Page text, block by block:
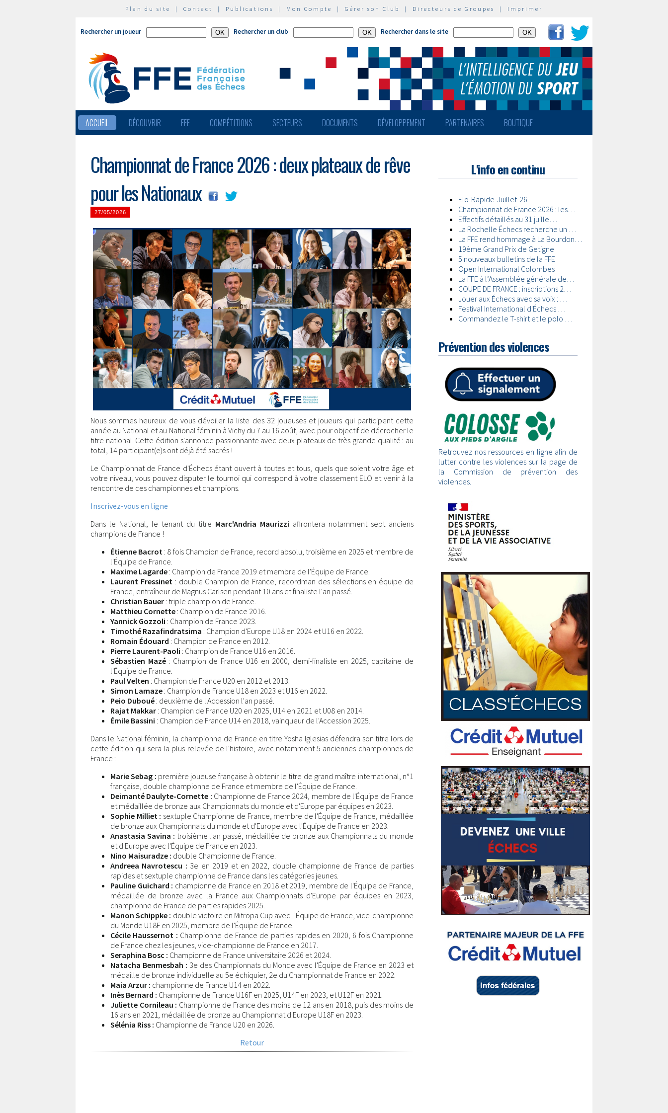
Plan du site | Contact | Publications | Mon Compte | Gérer son Club | Directeurs de Groupes | Imprimer
Rechercher un joueur Rechercher un club Rechercher dans le site
ACCUEIL DÉCOUVRIR FFE COMPÉTITIONS SECTEURS DOCUMENTS DÉVELOPPEMENT PARTENAIRES BOUTIQUE
Championnat de France 2026 : deux plateaux de rêve
pour les Nationaux
27/05/2026
Nous sommes heureux de vous dévoiler la liste des 32 joueuses et joueurs qui participent cette
année au National et au National féminin à Vichy du 7 au 16 août, avec pour objectif de décrocher le
titre national. Cette édition s'annonce passionnante avec deux plateaux de très grande qualité : au
total, 14 participant(e)s ont déjà été sacrés !
Le Championnat de France d'Échecs étant ouvert à toutes et tous, quels que soient votre âge et
votre niveau, vous pouvez disputer le tournoi qui correspond à votre classement ELO et venir à la
rencontre de ces championnes et champions.
Inscrivez-vous en ligne
Dans le National, le tenant du titre Marc'Andria Maurizzi affrontera notamment sept anciens
champions de France !
Étienne Bacrot : 8 fois Champion de France, record absolu, troisième en 2025 et membre de
l'Équipe de France.
Maxime Lagarde : Champion de France 2019 et membre de l'Équipe de France.
Laurent Fressinet: double Champion de France, recordman des sélections en équipe de
France, entraîneur de Magnus Carlsen pendant 10 ans et finaliste l'an passé.
Christian Bauer : triple champion de France.
Matthieu Cornette : Champion de France 2016.
Yannick Gozzoli : Champion de France 2023.
Timothé Razafindratsima : Champion d'Europe U18 en 2024 et U16 en 2022.
Romain Édouard : Champion de France en 2012.
Pierre Laurent-Paoli : Champion de France U16 en 2016.
Sébastien Mazé: Champion de France U16 en 2000, demi-finaliste en 2025, capitaine de
l'Équipe de France.
Paul Velten : Champion de France U20 en 2012 et 2013.
Simon Lamaze : Champion de France U18 en 2023 et U16 en 2022.
Peio Duboué : deuxième de l'Accession l'an passé.
Rajat Makkar : Champion de France U20 en 2025, U14 en 2021 et U08 en 2014.
Émile Bassini : Champion de France U14 en 2018, vainqueur de l'Accession 2025.
Dans le National féminin, la championne de France en titre Yosha Iglesias défendra son titre lors de
cette édition qui sera la plus relevée de l'histoire, avec notamment 5 anciennes championnes de
France :
Marie Sebag : première joueuse française à obtenir le titre de grand maître international, n°1
française, double championne de France et membre de l'Équipe de France.
Deimanté Daulyte-Cornette : Championne de France 2024, membre de l'Équipe de France
et médaillée de bronze aux Championnats du monde et d'Europe par équipes en 2023.
Sophie Milliet : sextuple Championne de France, membre de l'Équipe de France, médaillée
de bronze aux Championnats du monde et d'Europe avec l'Équipe de France en 2023.
Anastasia Savina : troisième l'an passé, médaillée de bronze aux Championnats du monde
et d'Europe avec l'Équipe de France en 2023.
Nino Maisuradze : double Championne de France.
Andreea Navrotescu : 3e en 2019 et en 2022, double championne de France de parties
rapides et sextuple championne de France dans les catégories jeunes.
Pauline Guichard : championne de France en 2018 et 2019, membre de l'Équipe de France,
médaillée de bronze avec la France aux Championnats d'Europe par équipes en 2023,
championne de France de parties rapides 2025.
Manon Schippke : double victoire en Mitropa Cup avec l'Équipe de France, vice-championne
du Monde U18F en 2025, membre de l'Équipe de France.
Cécile Haussernot : Championne de France de parties rapides en 2020, 6 fois Championne
de France chez les jeunes, vice-championne de France en 2017.
Seraphina Bosc : Championne de France universitaire 2026 et 2024.
Natacha Benmesbah : 3e des Championnats du Monde avec l'Équipe de France en 2023 et
médaille de bronze individuelle au 5e échiquier, 2e du Championnat de France en 2022.
Maia Arzur : championne de France U14 en 2022.
Inès Bernard : Championne de France U16F en 2025, U14F en 2023, et U12F en 2021.
Juliette Cornileau : Championne de France des moins de 12 ans en 2018, puis des moins de
16 ans en 2021, médaillée de bronze au Championnat d'Europe U18F en 2023.
Sélénia Riss : Championne de France U20 en 2026.
Retour
L'info en continu
Prévention des violences
Retrouvez nos ressources en ligne afin de
lutter contre les violences sur la page de
la Commission de prévention des
violences.